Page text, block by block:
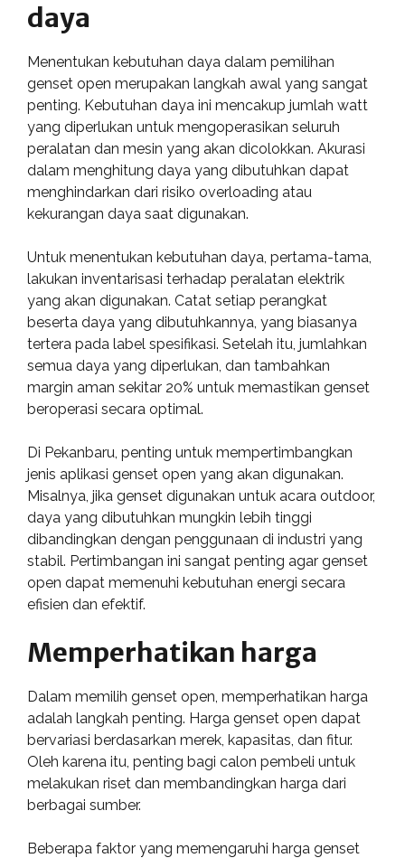
daya
Menentukan kebutuhan daya dalam pemilihan
genset open merupakan langkah awal yang sangat
penting. Kebutuhan daya ini mencakup jumlah watt
yang diperlukan untuk mengoperasikan seluruh
peralatan dan mesin yang akan dicolokkan. Akurasi
dalam menghitung daya yang dibutuhkan dapat
menghindarkan dari risiko overloading atau
kekurangan daya saat digunakan.
Untuk menentukan kebutuhan daya, pertama-tama,
lakukan inventarisasi terhadap peralatan elektrik
yang akan digunakan. Catat setiap perangkat
beserta daya yang dibutuhkannya, yang biasanya
tertera pada label spesifikasi. Setelah itu, jumlahkan
semua daya yang diperlukan, dan tambahkan
margin aman sekitar 20% untuk memastikan genset
beroperasi secara optimal.
Di Pekanbaru, penting untuk mempertimbangkan
jenis aplikasi genset open yang akan digunakan.
Misalnya, jika genset digunakan untuk acara outdoor,
daya yang dibutuhkan mungkin lebih tinggi
dibandingkan dengan penggunaan di industri yang
stabil. Pertimbangan ini sangat penting agar genset
open dapat memenuhi kebutuhan energi secara
efisien dan efektif.
Memperhatikan harga
Dalam memilih genset open, memperhatikan harga
adalah langkah penting. Harga genset open dapat
bervariasi berdasarkan merek, kapasitas, dan fitur.
Oleh karena itu, penting bagi calon pembeli untuk
melakukan riset dan membandingkan harga dari
berbagai sumber.
Beberapa faktor yang memengaruhi harga genset